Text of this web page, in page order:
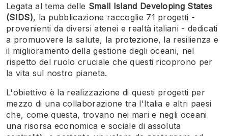
Legata al tema delle Small Island Developing States
(SIDS), la pubblicazione raccoglie 71 progetti -
provenienti da diversi atenei e realtà italiani - dedicati
a promuovere la salute, la protezione, la resilienza e
il miglioramento della gestione degli oceani, nel
rispetto del ruolo cruciale che questi ricoprono per
la vita sul nostro pianeta.
L'obiettivo è la realizzazione di questi progetti per
mezzo di una collaborazione tra l'Italia e altri paesi
che, come questa, trovano nei mari e negli oceani
una risorsa economica e sociale di assoluta